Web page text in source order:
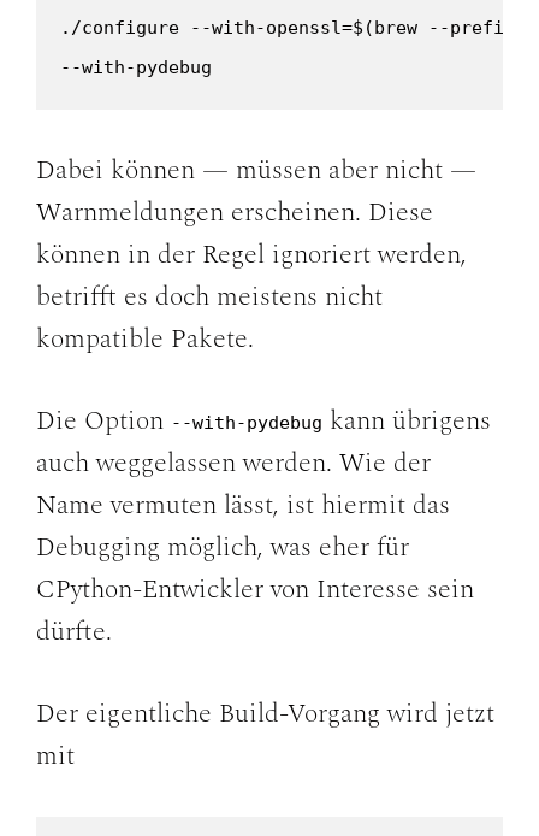
./configure --with-openssl=$(brew --prefix
--with-pydebug
Dabei können — müssen aber nicht —
Warnmeldungen erscheinen. Diese
können in der Regel ignoriert werden,
betrifft es doch meistens nicht
kompatible Pakete.
Die Option --with-pydebug kann übrigens
auch weggelassen werden. Wie der
Name vermuten lässt, ist hiermit das
Debugging möglich, was eher für
CPython-Entwickler von Interesse sein
dürfte.
Der eigentliche Build-Vorgang wird jetzt
mit